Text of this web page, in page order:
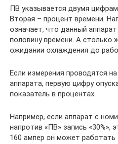
ПВ указывается двумя
Вторая – процент времени.
означает, что данный
половину времени. А столько
ожидании охлаждения до
Если измерения проводятся
аппарата, первую цифру
показатель в процентах.
Например, если аппарат с
напротив «ПВ» запись «30%»,
160 ампер он может работать